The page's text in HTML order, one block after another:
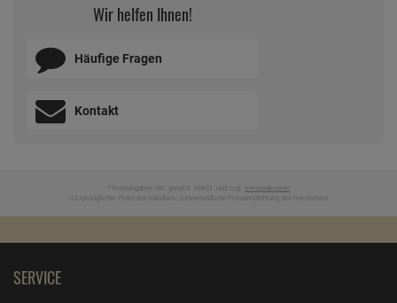
Wir helfen Ihnen!
Häufige Fragen
Kontakt
* Preisangaben inkl. gesetzl. MwSt. und zzgl. Versandkosten
Ursprünglicher Preis des Händlers, Unverbindliche Preisempfehlung des Herstellers
SERVICE